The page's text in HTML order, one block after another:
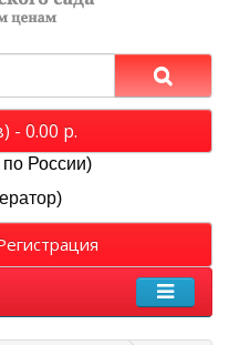
- 0.00 р.
России)